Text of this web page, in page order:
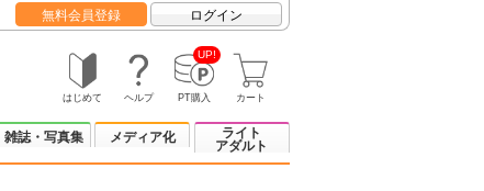
無料会員登録 ログイン
はじめて ヘルプ
UP!
PT購入 カート
雑誌・写真集 メディア化
ライト
アダルト